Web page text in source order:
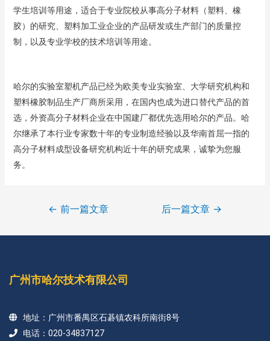
学生培训等用途，适合于专业院校从事高分子材料（塑料、橡
胶）的研究、塑料加工业企业的产品研发或生产部门的质量控
制，以及专业学校的技术培训等用途。
哈尔的实验室塑机产品已经为欧美专业实验室、大学研究机构和
塑料橡胶制品生产厂商所采用，在国内也成为进口替代产品的首
选，外资高分子材料企业在中国建厂都优先选用哈尔的产品。哈
尔继承了本行业专家数十年的专业制造经验以及华南首屈一指的
高分子材料成型设备研究机构近十年的研究成果，诚挚为您服
务。
← 前一篇文章 后一篇文章 →
广州市哈尔技术有限公司
地址：广州市番禺区石碁镇农科所南街8号
电话：020-34837127